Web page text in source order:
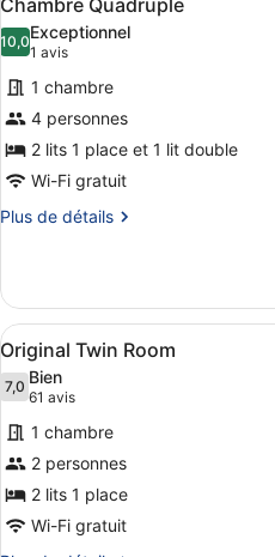
chambre
Chambre
Triple
toutes
les
photos
pour
ce
type
de
chambre :
Chambre Quadruple
10,010,0 sur 10
Exceptionnel
1 avis
(1 avis)
1 chambre
4 personnes
2 lits 1 place et 1 lit double
Wi-Fi gratuit
Plus de détails
Plus
le
type
de
chambre
Chambre
Quadruple
Afficher
toutes
les
photos
pour
ce
type
de
5
Original Twin Room
7,07,0 sur 10
Bien
61 avis
(61 avis)
1 chambre
2 personnes
2 lits 1 place
Wi-Fi gratuit